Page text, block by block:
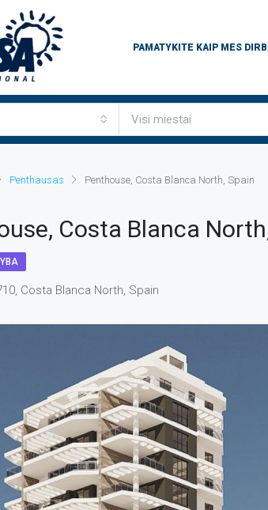
PAMATYKITE KAIP MES
Visi miestai
Penthausas Penthouse, Costa Blanca North, Spain
Costa Blanca
Costa Blanca North, Spain